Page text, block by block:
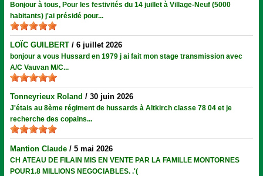
Bonjour à tous, Pour les festivités du 14 juillet à Village-Neuf (5000
habitants) j'ai présidé pour...
LOÏC GUILBERT /6 juillet 2026
bonjour a vous Hussard en 1979 j ai fait mon stage transmission avec
A/C Vauvan M/C...
Tonneyrieux Roland /30 juin 2026
J'étais au 8ème régiment de hussards à Altkirch classe 78 04 et je
recherche des copains...
Mantion Claude /5 mai 2026
CH ATEAU DE FILAIN MIS EN VENTE PAR LA FAMILLE MONTORNES
POUR1.8 MILLIONS NEGOCIABLES. .'(